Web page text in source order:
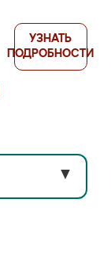
УЗНАТЬ
ПОДРОБНОСТИ
▼